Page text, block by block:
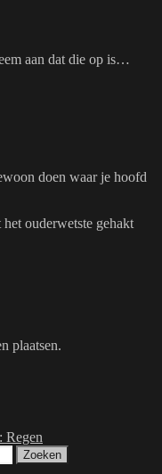
aan dat die op is…
doen waar je hoofd
ouderwetste gehakt
plaatsen.
Regen
Zoeken